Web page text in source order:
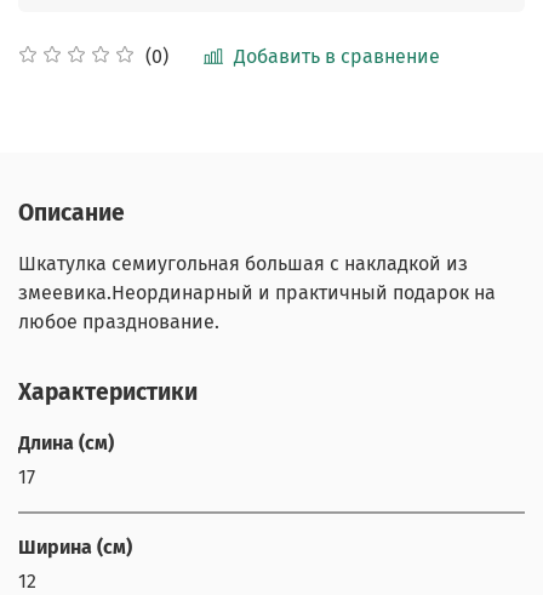
(0) Добавить в сравнение
Описание
Шкатулка семиугольная большая с накладкой из
змеевика.Неординарный и практичный подарок на
любое празднование.
Характеристики
Длина (см)
17
Ширина (см)
12